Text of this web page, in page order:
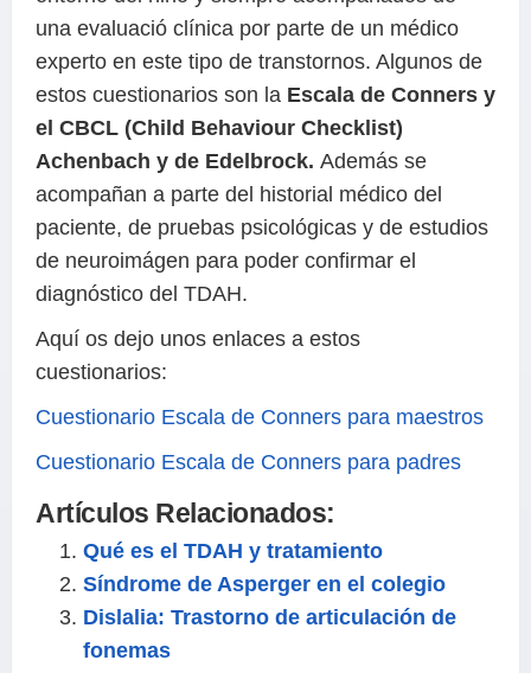
una evaluació clínica por parte de un médico
experto en este tipo de transtornos. Algunos de
estos cuestionarios son la Escala de Conners y
el CBCL (Child Behaviour Checklist)
Achenbach y de Edelbrock. Además se
acompañan a parte del historial médico del
paciente, de pruebas psicológicas y de estudios
de neuroimágen para poder confirmar el
diagnóstico del TDAH.
Aquí os dejo unos enlaces a estos
cuestionarios:
Cuestionario Escala de Conners para maestros
Cuestionario Escala de Conners para padres
Artículos Relacionados:
Qué es el TDAH y tratamiento
Síndrome de Asperger en el colegio
Dislalia: Trastorno de articulación de
fonemas